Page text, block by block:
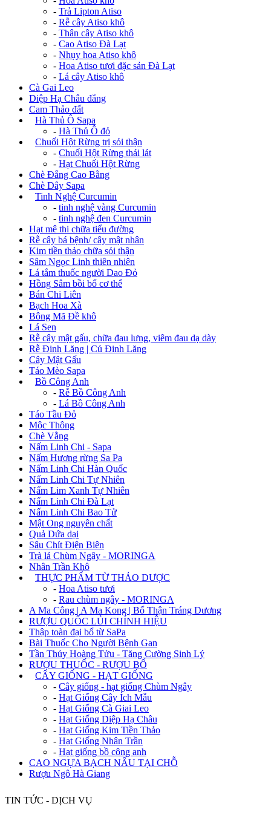
- Trả Lipton Atiso
- Rễ cây Atiso khô
- Thân cây Atiso khô
- Cao Atiso Đà Lạt
- Nhụy hoa Atiso khô
- Hoa Atiso tươi đặc sản Đà Lạt
- Lá cây Atiso khô
Cà Gai Leo
Diệp Hạ Châu đắng
Cam Thảo đất
Hà Thủ Ô Sapa
- Hà Thủ Ô đỏ
Chuối Hột Rừng trị sỏi thận
- Chuối Hột Rừng thái lát
- Hạt Chuối Hột Rừng
Chè Đắng Cao Bằng
Chè Dây Sapa
Tinh Nghệ Curcumin
- tinh nghệ vàng Curcumin
- tinh nghệ đen Curcumin
Hạt mê thi chữa tiểu đường
Rễ cây bá bệnh/ cây mật nhân
Kim tiền thảo chữa sỏi thận
Sâm Ngọc Linh thiên nhiên
Lá tắm thuốc người Dao Đỏ
Hồng Sâm bồi bổ cơ thể
Bán Chi Liên
Bạch Hoa Xà
Bông Mã Đề khô
Lá Sen
Rễ cây mật gấu, chữa đau lưng, viêm đau dạ dày
Rễ Đinh Lăng | Củ Đinh Lăng
Cây Mật Gấu
Táo Mèo Sapa
Bồ Công Anh
- Rễ Bồ Công Anh
- Lá Bồ Công Anh
Táo Tầu Đỏ
Mộc Thông
Chè Vằng
Nấm Linh Chi - Sapa
Nấm Hương rừng Sa Pa
Nấm Linh Chi Hàn Quốc
Nấm Linh Chi Tự Nhiên
Nấm Lim Xanh Tự Nhiên
Nấm Linh Chi Đà Lạt
Nấm Linh Chi Bao Tử
Mật Ong nguyên chất
Quả Dứa dại
Sâu Chít Điện Biên
Trà lá Chùm Ngây - MORINGA
Nhân Trần Khô
THỰC PHẨM TỪ THẢO DƯỢC
- Hoa Atiso tươi
- Rau chùm ngây - MORINGA
A Ma Công | A Ma Kong | Bổ Thận Tráng Dương
RƯỢU QUỐC LỦI CHÍNH HIỆU
Thập toàn đại bổ từ SaPa
Bài Thuốc Cho Người Bệnh Gan
Tần Thủy Hoàng Tửu - Tăng Cường Sinh Lý
RƯỢU THUỐC - RƯỢU BỔ
CÂY GIỐNG - HẠT GIỐNG
- Cây giống - hạt giống Chùm Ngây
- Hạt Giống Cây Ích Mẫu
- Hạt Giống Cà Giai Leo
- Hạt Giống Diệp Hạ Châu
- Hạt Giống Kim Tiền Thảo
- Hạt Giống Nhân Trần
- Hạt giống bồ công anh
CAO NGỰA BẠCH NẤU TẠI CHỖ
Rượu Ngô Hà Giang
TIN TỨC - DỊCH VỤ